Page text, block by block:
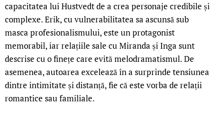
capacitatea lui Hustvedt de a crea personaje credibile și
complexe. Erik, cu vulnerabilitatea sa ascunsă sub
masca profesionalismului, este un protagonist
memorabil, iar relațiile sale cu Miranda și Inga sunt
descrise cu o finețe care evită melodramatismul. De
asemenea, autoarea excelează în a surprinde tensiunea
dintre intimitate și distanță, fie că este vorba de relații
romantice sau familiale.